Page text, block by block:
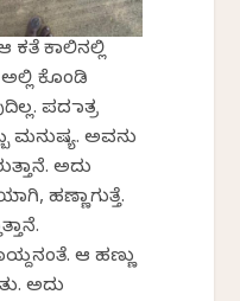
ಕಾಲಿನಲ್ಲಿ
ಅಲ್ಲಿ ಕೊಂಡಿ
ಪದ ಮಾತ್ರ
ಮನುಷ್ಯ. ಅವನು
ಅದು
ಹಣ್ಣಾಗುತ್ತೆ.
ಆ ಹಣ್ಣು
ಅದು